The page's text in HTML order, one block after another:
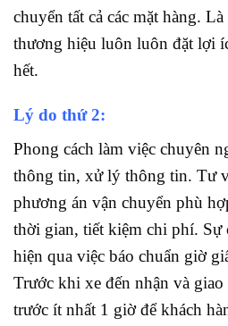
chuyển tất cả các mặt hàng.
thương hiệu luôn luôn đặt lợi
hết.
Lý do thứ 2:
Phong cách làm việc chuyên
thông tin, xử lý thông tin. Tư
phương án vận chuyển phù
thời gian, tiết kiệm chi phí. Sự
hiện qua việc báo chuẩn giờ
Trước khi xe đến nhận và
trước ít nhất 1 giờ để khách